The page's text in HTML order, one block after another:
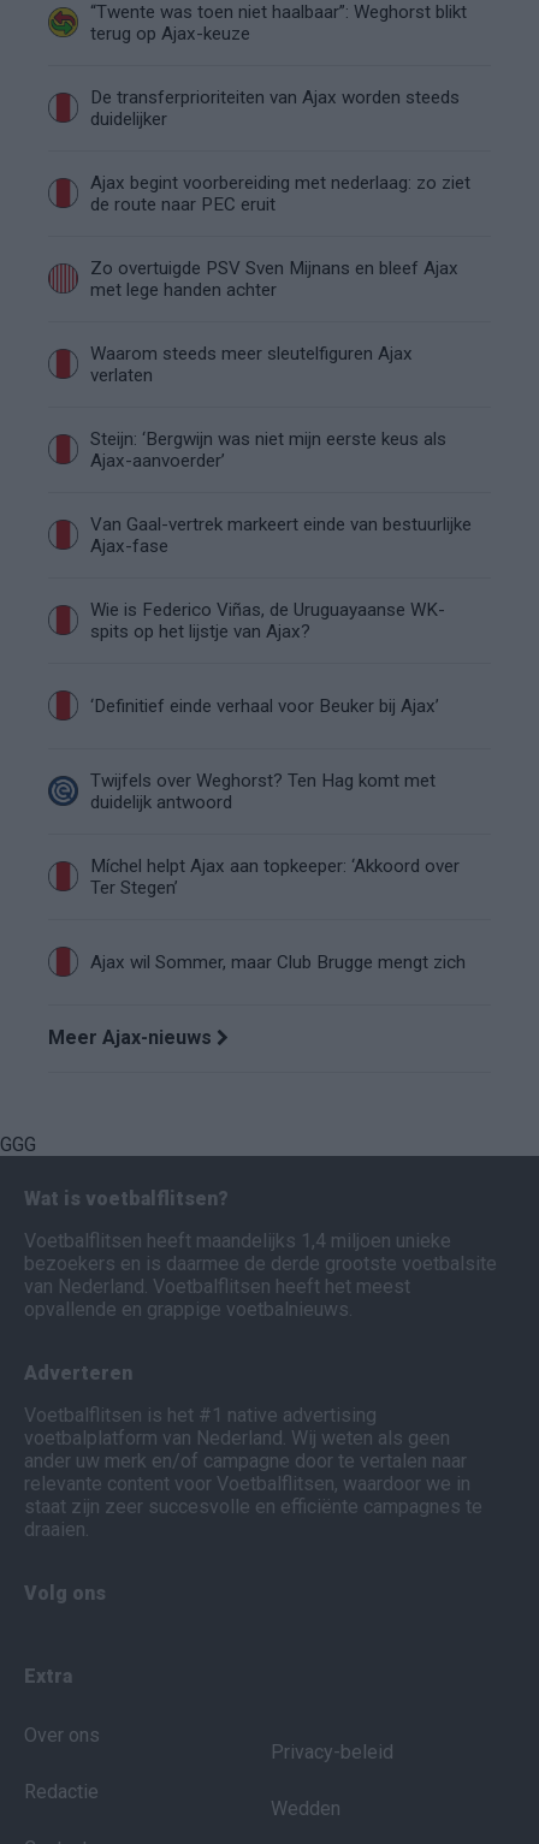
“Twente was toen niet haalbaar”: Weghorst blikt
terug op Ajax-keuze
De transferprioriteiten van Ajax worden steeds
duidelijker
Ajax begint voorbereiding met nederlaag: zo ziet
de route naar PEC eruit
Zo overtuigde PSV Sven Mijnans en bleef Ajax
met lege handen achter
Waarom steeds meer sleutelfiguren Ajax
verlaten
Steijn: ‘Bergwijn was niet mijn eerste keus als
Ajax-aanvoerder’
Van Gaal-vertrek markeert einde van bestuurlijke
Ajax-fase
Wie is Federico Viñas, de Uruguayaanse WK-
spits op het lijstje van Ajax?
‘Definitief einde verhaal voor Beuker bij Ajax’
Twijfels over Weghorst? Ten Hag komt met
duidelijk antwoord
Míchel helpt Ajax aan topkeeper: ‘Akkoord over
Ter Stegen’
Ajax wil Sommer, maar Club Brugge mengt zich
Meer Ajax-nieuws
GGG
Wat is voetbalflitsen?
Voetbalflitsen heeft maandelijks 1,4 miljoen unieke
bezoekers en is daarmee de derde grootste voetbalsite
van Nederland. Voetbalflitsen heeft het meest
opvallende en grappige voetbalnieuws.
Adverteren
Voetbalflitsen is het #1 native advertising
voetbalplatform van Nederland. Wij weten als geen
ander uw merk en/of campagne door te vertalen naar
relevante content voor Voetbalflitsen, waardoor we in
staat zijn zeer succesvolle en efficiënte campagnes te
draaien.
Volg ons
Extra
Over ons
Redactie
Privacy-beleid
Wedden